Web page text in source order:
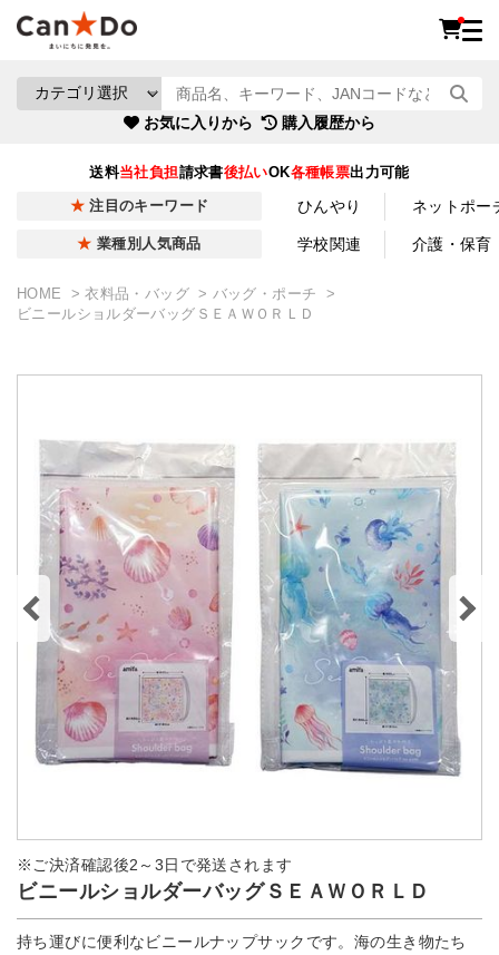
お気に入りから 購入履歴から
送料当社負担請求書後払いOK各種帳票出力可能
注目のキーワード ひんやり ネットポー
業種別人気商品 学校関連 介護・保育
HOME 衣料品・バッグ
バッグ・ポーチ
ビニールショルダーバッグＳＥＡＷＯＲＬＤ
※ご決済確認後2～3日で発送されます
ビニールショルダーバッグＳＥＡＷＯＲＬＤ
持ち運びに便利なビニールナップサックです。海の生き物たち